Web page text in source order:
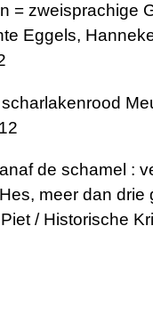
= zweisprachige
Eggels,
de schamel :
meer dan drie
/ Historische